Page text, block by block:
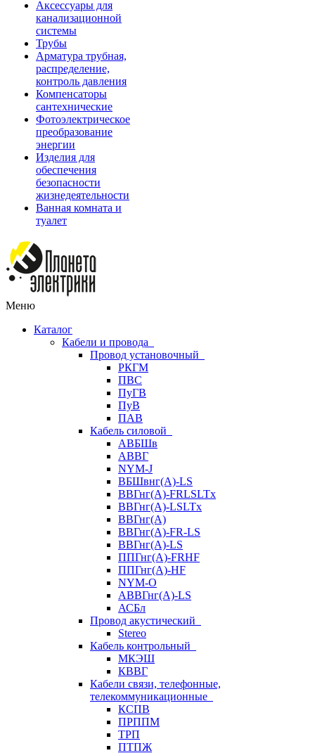
Аксессуары для
канализационной
системы
Трубы
Арматура трубная,
распределение,
контроль давления
Компенсаторы
сантехнические
Фотоэлектрическое
преобразование
энергии
Изделия для
обеспечения
безопасности
жизнедеятельности
Ванная комната и
туалет
Меню
Каталог
Кабели и провода
Провод установочный
РКГМ
ПВС
ПуГВ
ПуВ
ПАВ
Кабель силовой
АВБШв
АВВГ
NYM-J
ВБШвнг(А)-LS
ВВГнг(A)-FRLSLTx
ВВГнг(A)-LSLTx
ВВГнг(А)
ВВГнг(А)-FR-LS
ВВГнг(А)-LS
ППГнг(А)-FRHF
ППГнг(А)-HF
NYM-O
АВВГнг(А)-LS
АСБл
Провод акустический
Stereo
Кабель контрольный
МКЭШ
КВВГ
Кабели связи, телефонные,
телекоммуникационные
КСПВ
ПРППМ
ТРП
ПТПЖ